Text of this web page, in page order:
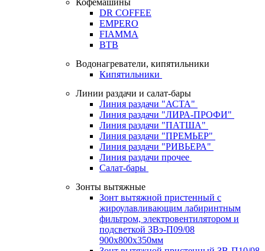
Кофемашины
DR COFFEE
EMPERO
FIAMMA
BTB
Водонагреватели, кипятильники
Кипятильники
Линии раздачи и салат-бары
Линия раздачи "АСТА"
Линия раздачи "ЛИРА-ПРОФИ"
Линия раздачи "ПАТША"
Линия раздачи "ПРЕМЬЕР"
Линия раздачи "РИВЬЕРА"
Линия раздачи прочее
Салат-бары
Зонты вытяжные
Зонт вытяжной пристенный с
жироулавливающим лабиринтным
фильтром, электровентилятором и
подсветкой ЗВэ-П09/08
900х800х350мм